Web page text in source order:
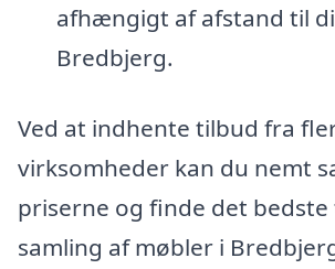
afhængigt af afstand til
Bredbjerg.
Ved at indhente tilbud fra
virksomheder kan du nemt
priserne og finde det
samling af møbler i